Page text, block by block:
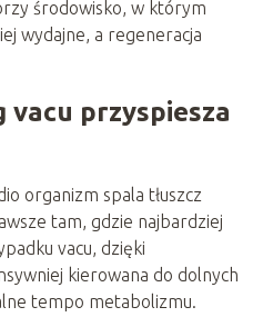
środowisko, w którym
wydajne, a regeneracja
przyspiesza
organizm spala tłuszcz
tam, gdzie najbardziej
vacu, dzięki
kierowana do dolnych
tempo metabolizmu.